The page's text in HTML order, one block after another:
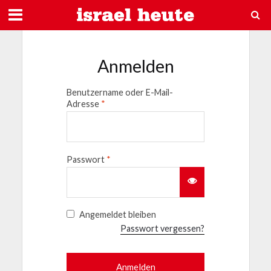
Anmelden
Benutzername oder E-Mail-
Adresse *
Passwort *
Angemeldet bleiben
Passwort vergessen?
Anmelden